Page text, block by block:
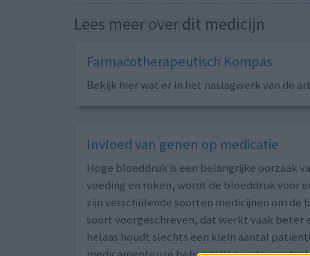
Lees meer over dit medicijn
Farmacotherapeutisch Kompas
Bekijk hier wat er in het naslagwerk van de
Invloed van genen op medicatie
Hoge bloeddruk is een belangrijke oorzaak
voeding en roken, wordt de bloeddruk voor
zijn verschillende soorten medicijnen om de
soort voorgeschreven, dat werkt vaak beter
helaas houdt slechts een klein aantal